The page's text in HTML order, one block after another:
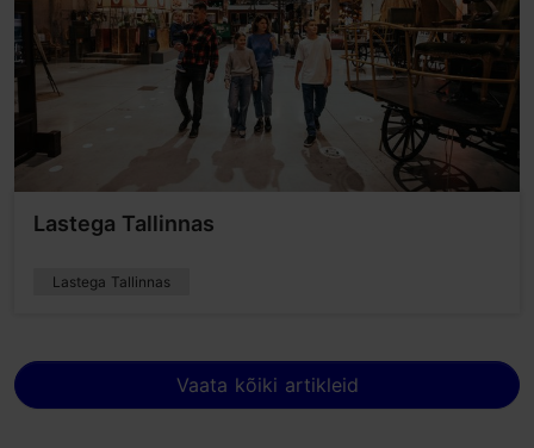
Lastega Tallinnas
Lastega Tallinnas
Vaata kõiki artikleid